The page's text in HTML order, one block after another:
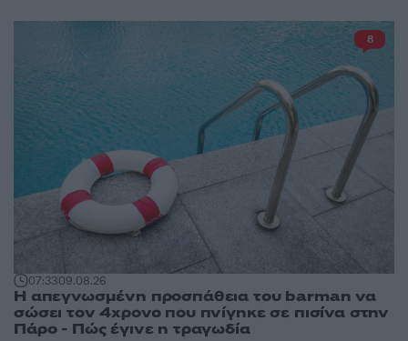
07:3309.08.26
Η απεγνωσμένη προσπάθεια του barman να
σώσει τον 4χρονο που πνίγηκε σε πισίνα στην
Πάρο - Πώς έγινε η τραγωδία
8